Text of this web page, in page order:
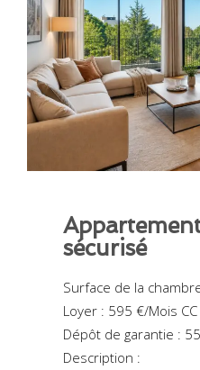
sécurisé
Surface de la
Loyer : 595 €/Mois CC
Dépôt de garantie :
Description :